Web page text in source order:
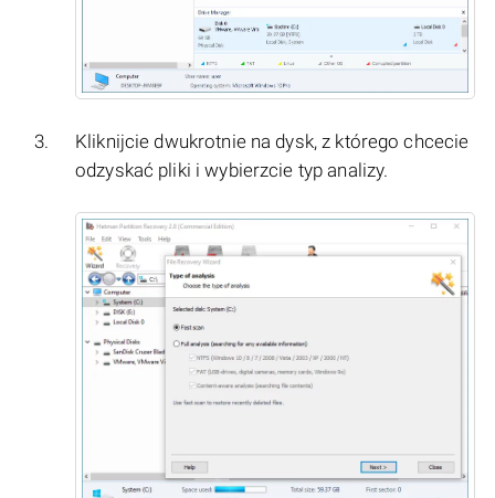
Kliknijcie dwukrotnie na dysk, z którego chcecie
odzyskać pliki i wybierzcie typ analizy.